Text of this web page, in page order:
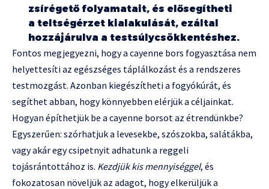
zsírégető folyamatait, és elősegítheti
a teltségérzet kialakulását, ezáltal
hozzájárulva a testsúlycsökkentéshez.
Fontos megjegyezni, hogy a cayenne bors fogyasztása nem
helyettesíti az egészséges táplálkozást és a rendszeres
testmozgást. Azonban kiegészítheti a fogyókúrát, és
segíthet abban, hogy könnyebben elérjük a céljainkat.
Hogyan építhetjük be a cayenne borsot az étrendünkbe?
Egyszerűen: szórhatjuk a levesekbe, szószokba, salátákba,
vagy akár egy csipetnyit adhatunk a reggeli
tojásrántottához is. Kezdjük kis mennyiséggel, és
fokozatosan növeljük az adagot, hogy elkerüljük a